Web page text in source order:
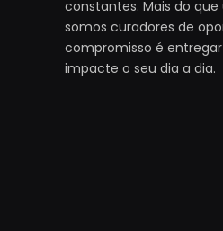
constantes. Mais do
somos curadores de
compromisso é
impacte o seu dia a dia.